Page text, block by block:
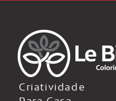
Criatividade